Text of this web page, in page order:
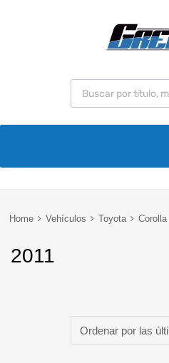
Home Vehículos Toyota Corolla
2011